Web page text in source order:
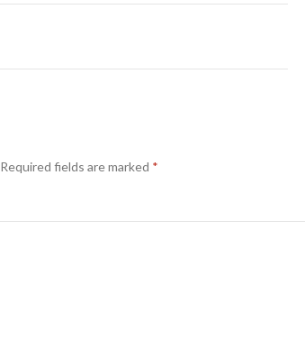
Required fields are marked *